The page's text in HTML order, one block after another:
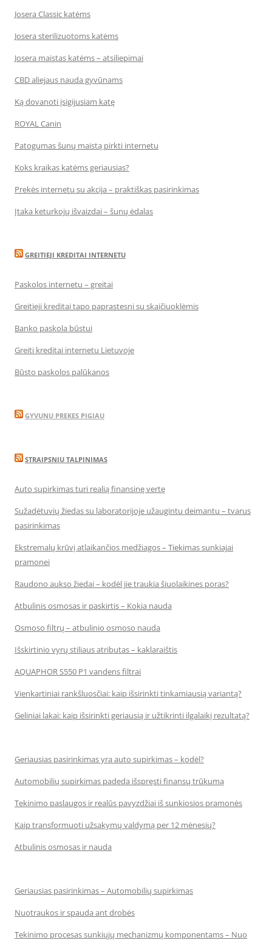
Josera Classic katėms
Josera sterilizuotoms katėms
Josera maistas katėms – atsiliepimai
CBD aliejaus nauda gyvūnams
Ką dovanoti įsigijusiam katę
ROYAL Canin
Patogumas šunų maistą pirkti internetu
Koks kraikas katėms geriausias?
Prekės internetu su akcija – praktiškas pasirinkimas
Įtaka keturkojų išvaizdai – šunų ėdalas
GREITIEJI KREDITAI INTERNETU
Paskolos internetu – greitai
Greitieji kreditai tapo paprastesni su skaičiuoklėmis
Banko paskola būstui
Greiti kreditai internetu Lietuvoje
Būsto paskolos palūkanos
GYVUNU PREKES PIGIAU
STRAIPSNIU TALPINIMAS
Auto supirkimas turi realią finansinę vertę
Sužadėtuvių žiedas su laboratorijoje užaugintu deimantu – tvarus
pasirinkimas
Ekstremalų krūvį atlaikančios medžiagos – Tiekimas sunkiajai
pramonei
Raudono aukso žiedai – kodėl jie traukia šiuolaikines poras?
Atbulinis osmosas ir paskirtis – Kokia nauda
Osmoso filtrų – atbulinio osmoso nauda
Išskirtinio vyrų stiliaus atributas – kaklaraištis
AQUAPHOR S550 P1 vandens filtrai
Vienkartiniai rankšluosčiai: kaip išsirinkti tinkamiausią variantą?
Geliniai lakai: kaip išsirinkti geriausią ir užtikrinti ilgalaikį rezultatą?
Geriausias pasirinkimas yra auto supirkimas – kodėl?
Automobilių supirkimas padeda išspręsti finansų trūkumą
Tekinimo paslaugos ir realūs pavyzdžiai iš sunkiosios pramonės
Kaip transformuoti užsakymų valdymą per 12 mėnesių?
Atbulinis osmosas ir nauda
Geriausias pasirinkimas – Automobilių supirkimas
Nuotraukos ir spauda ant drobės
Tekinimo procesas sunkiųjų mechanizmų komponentams – Nuo